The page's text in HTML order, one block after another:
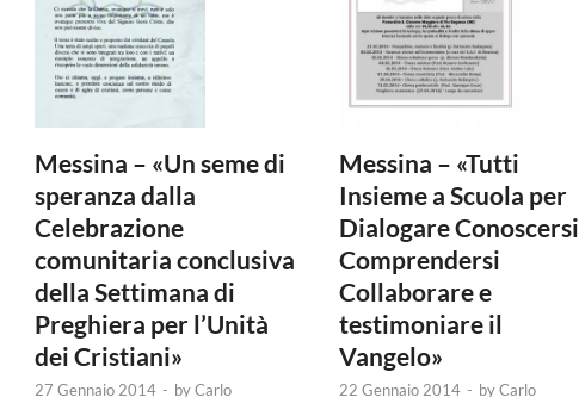
Messina – «Un seme di
speranza dalla
Celebrazione
comunitaria conclusiva
della Settimana di
Preghiera per l’Unità
dei Cristiani»
27 Gennaio 2014 - byCarlo
Messina – «Tutti
Insieme a Scuola per
Dialogare Conoscersi
Comprendersi
Collaborare e
testimoniare il
Vangelo»
22 Gennaio 2014 - byCarlo